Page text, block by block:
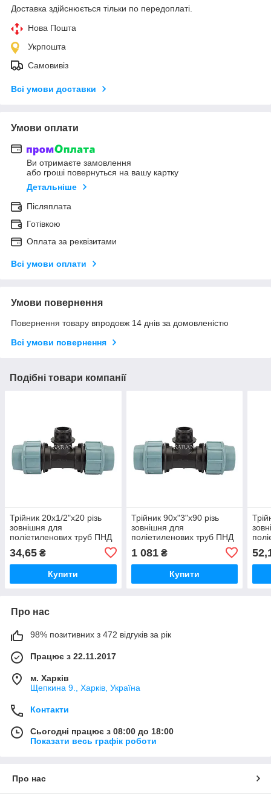
Доставка здійснюється тільки по передоплаті.
Нова Пошта
Укрпошта
Самовивіз
Всі умови доставки
Умови оплати
Ви отримаєте замовлення
або гроші повернуться на вашу картку
Детальніше
Післяплата
Готівкою
Оплата за реквізитами
Всі умови оплати
Умови повернення
Повернення товару впродовж 14 днів за домовленістю
Всі умови повернення
Подібні товари компанії
Трійник 20х1/2"х20 різь
зовнішня для
поліетиленових труб ПНД
34,65 ₴
Купити
Трійник 90х"3"х90 різь
зовнішня для
поліетиленових труб ПНД
1 081₴
Купити
Про нас
98% позитивних з 472 відгуків за рік
Працює з 22.11.2017
м. Харків
Щепкина 9., Харків, Україна
Контакти
Сьогодні працює з 08:00 до 18:00
Показати весь графік роботи
Про нас